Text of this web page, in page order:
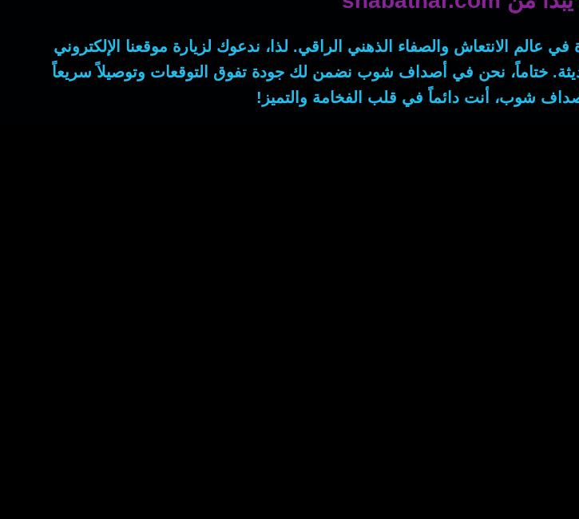
عالم الانتعاش والصفاء الذهني الراقي. لذا ، ندعوك لزيارة موقعنا الإلكتروني
ختاماً، نحن في أصداف شوب نضمن لك جودة تفوق التوقعات وتوصيلاً سريعاً
شوب، أنت دائماً في قلب الفخامة والتميز!